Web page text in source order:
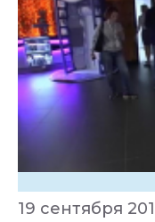
19 сентября